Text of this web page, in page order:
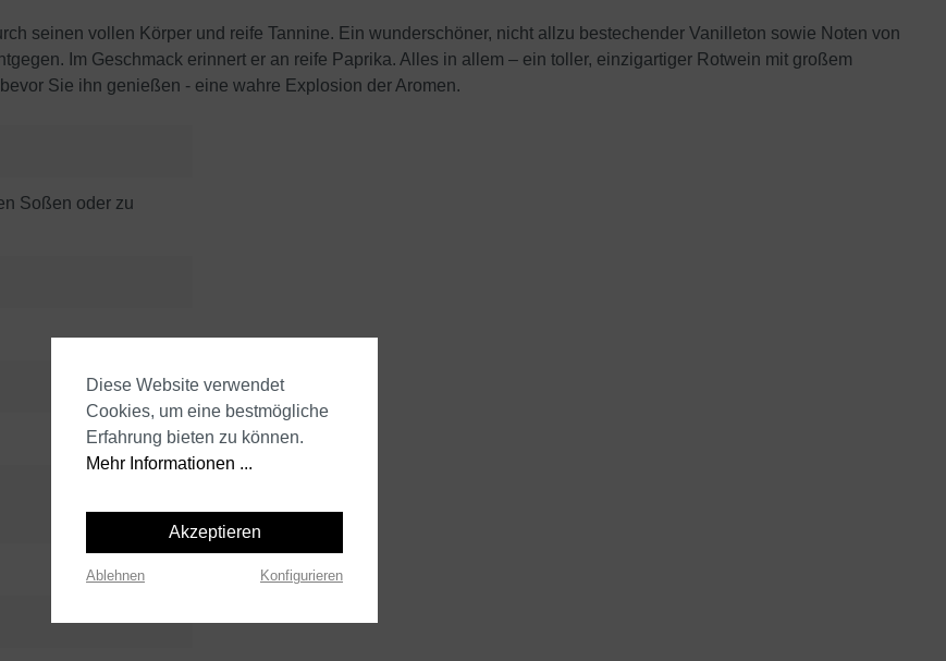
seinen vollen Körper und reife Tannine. Ein wunderschöner, nicht allzu bestechender Vanilleton sowie Noten von
Im Geschmack erinnert er an reife Paprika. Alles in allem – ein toller, einzigartiger Rotwein mit großem
Sie ihn genießen - eine wahre Explosion der Aromen.
Soßen oder zu
Diese Website verwendet
Cookies, um eine bestmögliche
Erfahrung bieten zu können.
Mehr Informationen ...
Akzeptieren
Ablehnen Konfigurieren